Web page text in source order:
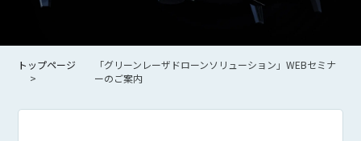
トップページ
「グリーンレーザドローンソリューション」WEBセミナ
ーのご案内